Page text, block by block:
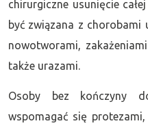
chirurgiczne usunięcie
być związana z chorobami
nowotworami,
także urazami.
Osoby bez kończyny
wspomagać się